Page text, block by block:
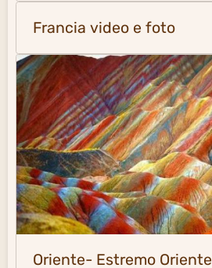
Francia video e foto
Oriente- Estremo Oriente